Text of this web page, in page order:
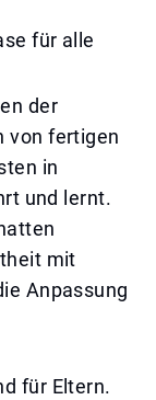
für alle
der
von fertigen
in
und lernt.
mit
Anpassung
für Eltern.